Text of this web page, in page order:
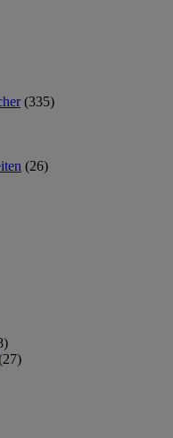
(335)
(26)